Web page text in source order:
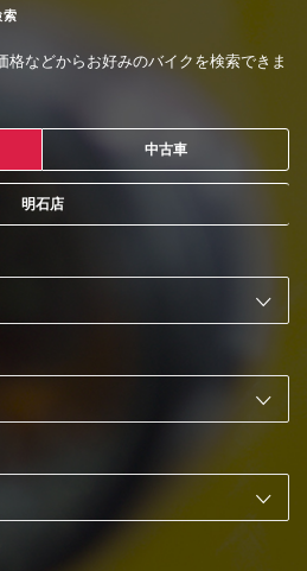
格などからお好みのバイクを検索できま
中古車
明石店